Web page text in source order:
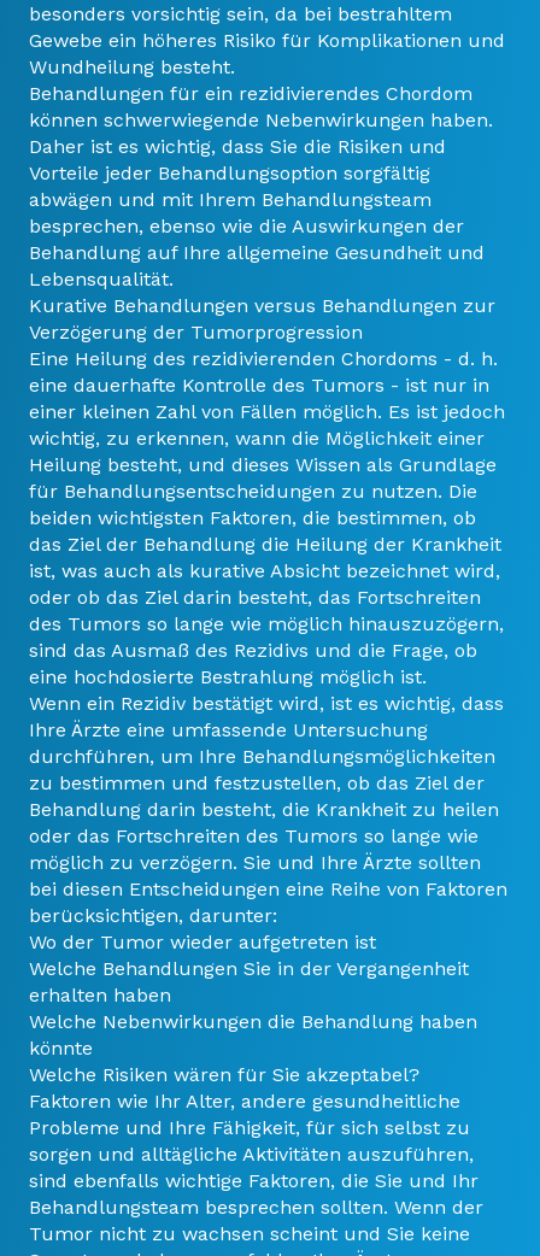
besonders vorsichtig sein, da bei bestrahltem
Gewebe ein höheres Risiko für Komplikationen und
Wundheilung besteht.
Behandlungen für ein rezidivierendes Chordom
können schwerwiegende Nebenwirkungen haben.
Daher ist es wichtig, dass Sie die Risiken und
Vorteile jeder Behandlungsoption sorgfältig
abwägen und mit Ihrem Behandlungsteam
besprechen, ebenso wie die Auswirkungen der
Behandlung auf Ihre allgemeine Gesundheit und
Lebensqualität.
Kurative Behandlungen versus Behandlungen zur
Verzögerung der Tumorprogression
Eine Heilung des rezidivierenden Chordoms - d. h.
eine dauerhafte Kontrolle des Tumors - ist nur in
einer kleinen Zahl von Fällen möglich. Es ist jedoch
wichtig, zu erkennen, wann die Möglichkeit einer
Heilung besteht, und dieses Wissen als Grundlage
für Behandlungsentscheidungen zu nutzen. Die
beiden wichtigsten Faktoren, die bestimmen, ob
das Ziel der Behandlung die Heilung der Krankheit
ist, was auch als kurative Absicht bezeichnet wird,
oder ob das Ziel darin besteht, das Fortschreiten
des Tumors so lange wie möglich hinauszuzögern,
sind das Ausmaß des Rezidivs und die Frage, ob
eine hochdosierte Bestrahlung möglich ist.
Wenn ein Rezidiv bestätigt wird, ist es wichtig, dass
Ihre Ärzte eine umfassende Untersuchung
durchführen, um Ihre Behandlungsmöglichkeiten
zu bestimmen und festzustellen, ob das Ziel der
Behandlung darin besteht, die Krankheit zu heilen
oder das Fortschreiten des Tumors so lange wie
möglich zu verzögern. Sie und Ihre Ärzte sollten
bei diesen Entscheidungen eine Reihe von Faktoren
berücksichtigen, darunter:
Wo der Tumor wieder aufgetreten ist
Welche Behandlungen Sie in der Vergangenheit
erhalten haben
Welche Nebenwirkungen die Behandlung haben
könnte
Welche Risiken wären für Sie akzeptabel?
Faktoren wie Ihr Alter, andere gesundheitliche
Probleme und Ihre Fähigkeit, für sich selbst zu
sorgen und alltägliche Aktivitäten auszuführen,
sind ebenfalls wichtige Faktoren, die Sie und Ihr
Behandlungsteam besprechen sollten. Wenn der
Tumor nicht zu wachsen scheint und Sie keine